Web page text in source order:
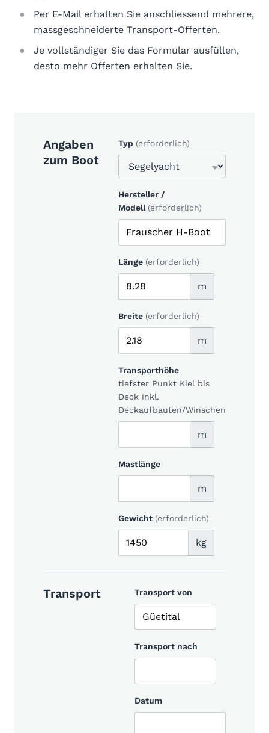
Per E-Mail erhalten Sie anschliessend mehrere,
massgeschneiderte Transport-Offerten.
Je vollständiger Sie das Formular ausfüllen,
desto mehr Offerten erhalten Sie.
Angaben
zum Boot
Typ (erforderlich)
Hersteller /
Modell (erforderlich)
Länge (erforderlich)
m
Breite (erforderlich)
m
Transporthöhe
tiefster Punkt Kiel bis
Deck inkl.
Deckaufbauten/Winschen
m
Mastlänge
m
Gewicht (erforderlich)
kg
Transport Transport von
Transport nach
Datum